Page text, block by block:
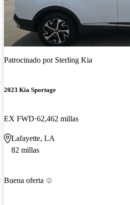
Patrocinado por Sterling Kia
2023 Kia Sportage
EX FWD 62,462 millas
Lafayette, LA
82 millas
Buena oferta